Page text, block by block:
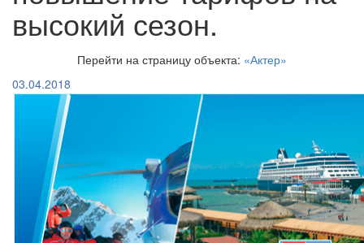
высокий сезон.
Перейти на страницу объекта: «Актер»
03.04.2018